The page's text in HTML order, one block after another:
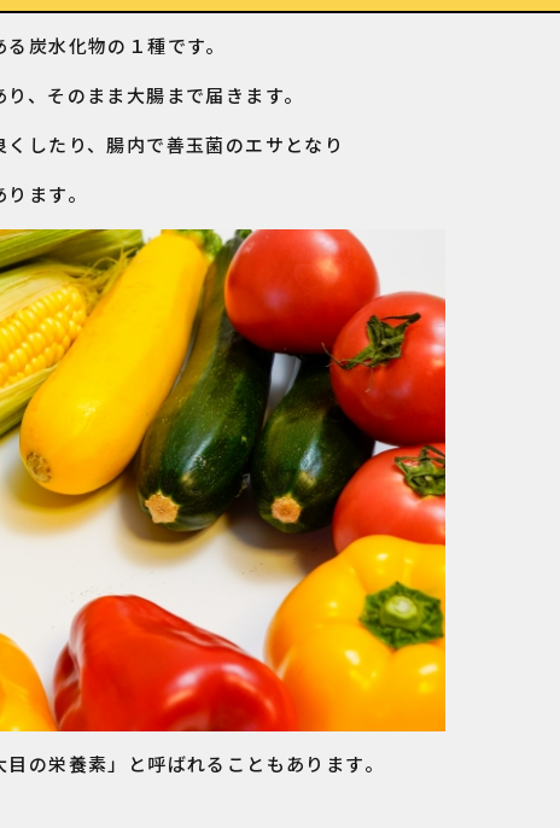
炭水化物の１種です。
、そのまま大腸まで届きます。
したり、腸内で善玉菌のエサとなり
ます。
の栄養素」と呼ばれることもあります。